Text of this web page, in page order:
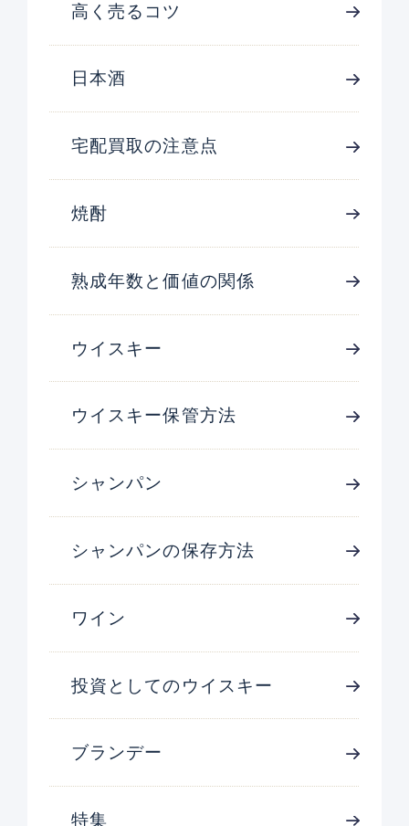
高く売るコツ
日本酒
宅配買取の注意点
焼酎
熟成年数と価値の関係
ウイスキー
ウイスキー保管方法
シャンパン
シャンパンの保存方法
ワイン
投資としてのウイスキー
ブランデー
特集